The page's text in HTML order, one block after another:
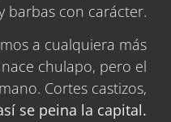
barbas con carácter.
a cualquiera más
chulapo, pero el
Cortes castizos,
se peina la capital.